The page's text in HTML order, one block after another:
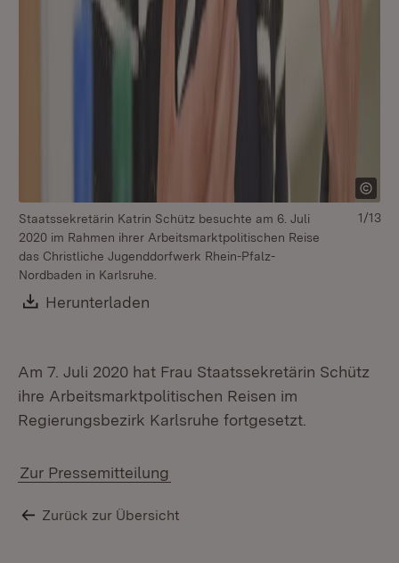
Staatssekretärin Katrin Schütz besuchte am 6. Juli
2020 im Rahmen ihrer Arbeitsmarktpolitischen Reise
das Christliche Jugenddorfwerk Rhein-Pfalz-
Nordbaden in Karlsruhe.
Download:
Herunterladen
1/13
Am 7. Juli 2020 hat Frau Staatssekretärin Schütz
ihre Arbeitsmarktpolitischen Reisen im
Regierungsbezirk Karlsruhe fortgesetzt.
Zur Pressemitteilung
Zurück zur Übersicht